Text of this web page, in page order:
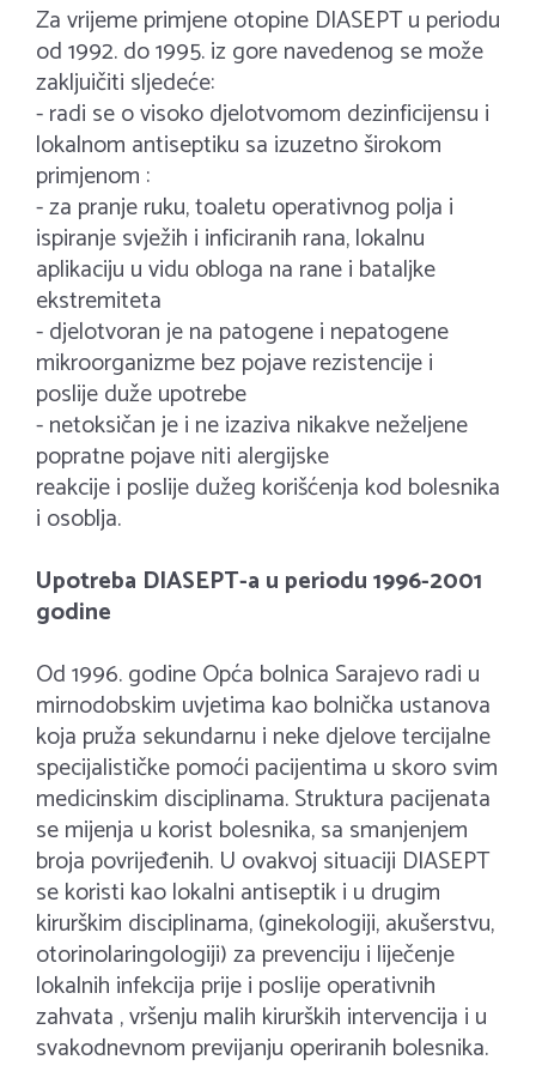
Za vrijeme primjene otopine DIASEPT u periodu
od 1992. do 1995. iz gore navedenog se može
zakljuičiti sljedeće:
- radi se o visoko djelotvomom dezinficijensu i
lokalnom antiseptiku sa izuzetno širokom
primjenom :
- za pranje ruku, toaletu operativnog polja i
ispiranje svježih i inficiranih rana, lokalnu
aplikaciju u vidu obloga na rane i bataljke
ekstremiteta
- djelotvoran je na patogene i nepatogene
mikroorganizme bez pojave rezistencije i
poslije duže upotrebe
- netoksičan je i ne izaziva nikakve neželjene
popratne pojave niti alergijske
reakcije i poslije dužeg korišćenja kod bolesnika
i osoblja.
Upotreba DIASEPT-a u periodu 1996-2001
godine
Od 1996. godine Opća bolnica Sarajevo radi u
mirnodobskim uvjetima kao bolnička ustanova
koja pruža sekundarnu i neke djelove tercijalne
specijalističke pomoći pacijentima u skoro svim
medicinskim disciplinama. Struktura pacijenata
se mijenja u korist bolesnika, sa smanjenjem
broja povrijeđenih. U ovakvoj situaciji DIASEPT
se koristi kao lokalni antiseptik i u drugim
kirurškim disciplinama, (ginekologiji, akušerstvu,
otorinolaringologiji) za prevenciju i liječenje
lokalnih infekcija prije i poslije operativnih
zahvata , vršenju malih kirurških intervencija i u
svakodnevnom previjanju operiranih bolesnika.